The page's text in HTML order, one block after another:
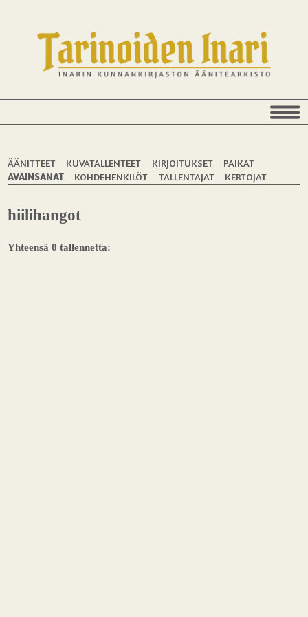
ÄÄNITTEET KUVATALLENTEET KIRJOITUKSET
PAIKAT
AVAINSANAT
KOHDEHENKILÖT TALLENTAJAT KERTOJAT
hiilihangot
Yhteensä 0 tallennetta: